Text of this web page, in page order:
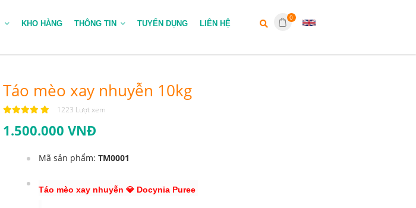
KHO HÀNG THÔNG TIN TUYỂN DỤNG LIÊN HỆ
0
Táo mèo xay nhuyễn 10kg
1223 Lượt xem
1.500.000 VNĐ
Mã sản phẩm: TM0001
Táo mèo xay nhuyễn 💎 Docynia Puree